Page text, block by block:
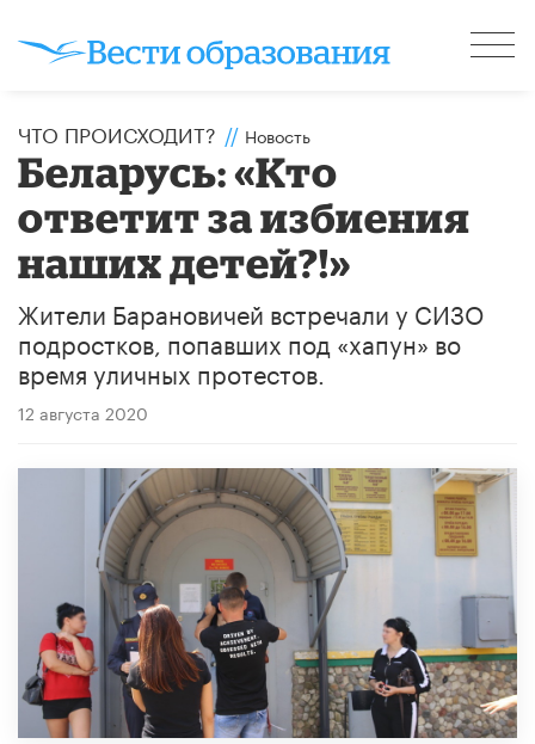
ЧТО ПРОИСХОДИТ? // Новость
Беларусь: «Кто
ответит за избиения
наших детей?!»
Жители Барановичей встречали у СИЗО
подростков, попавших под «хапун» во
время уличных протестов.
12 августа 2020